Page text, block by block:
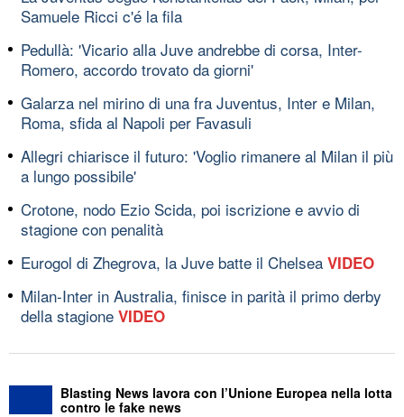
Samuele Ricci c'é la fila
Pedullà: 'Vicario alla Juve andrebbe di corsa, Inter-
Romero, accordo trovato da giorni'
Galarza nel mirino di una fra Juventus, Inter e Milan,
Roma, sfida al Napoli per Favasuli
Allegri chiarisce il futuro: 'Voglio rimanere al Milan il più
a lungo possibile'
Crotone, nodo Ezio Scida, poi iscrizione e avvio di
stagione con penalità
Eurogol di Zhegrova, la Juve batte il Chelsea VIDEO
Milan-Inter in Australia, finisce in parità il primo derby
della stagione VIDEO
Blasting News lavora con l’Unione Europea nella lotta
contro le fake news